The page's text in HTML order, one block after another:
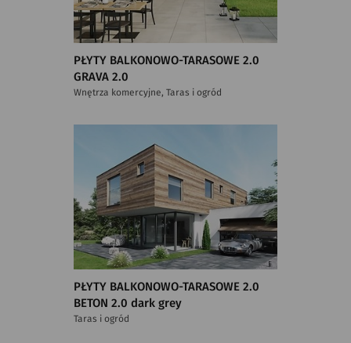
PŁYTY BALKONOWO-TARASOWE 2.0
GRAVA 2.0
Wnętrza komercyjne, Taras i ogród
PŁYTY BALKONOWO-TARASOWE 2.0
BETON 2.0 dark grey
Taras i ogród